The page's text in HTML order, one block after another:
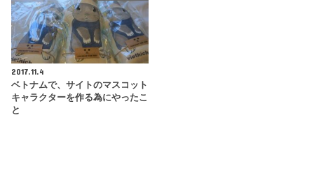
2017.11.4
ベトナムで、サイトのマスコット
キャラクターを作る為にやったこ
と